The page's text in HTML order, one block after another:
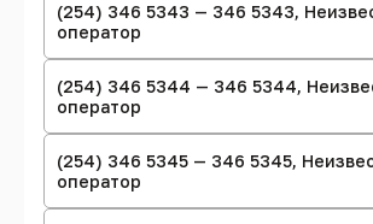
(254) 346 5343 — 346 5343,
оператор
(254) 346 5344 — 346 5344,
оператор
(254) 346 5345 — 346 5345,
оператор